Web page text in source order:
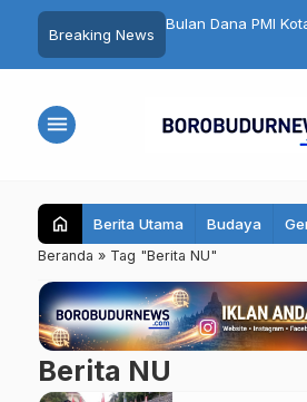
Breaking News
di Magelang Sukses
Pelari
Bulan Dana PMI
menu
home Berita Utama Budaya
Beranda » Tag "Berita NU"
Berita NU